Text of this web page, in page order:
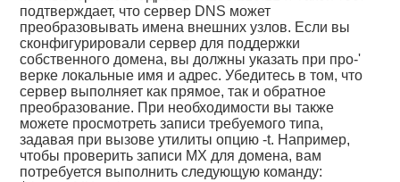
подтверждает, что сервер DNS может
преобразовывать имена внешних узлов. Если вы
сконфигурировали сервер для поддержки
собственного домена, вы должны указать при про-'
верке локальные имя и адрес. Убедитесь в том, что
сервер выполняет как прямое, так и обратное
преобразование. При необходимости вы также
можете просмотреть записи требуемого типа,
задавая при вызове утилиты опцию -t. Например,
чтобы проверить записи MX для домена, вам
потребуется выполнить следующую команду: